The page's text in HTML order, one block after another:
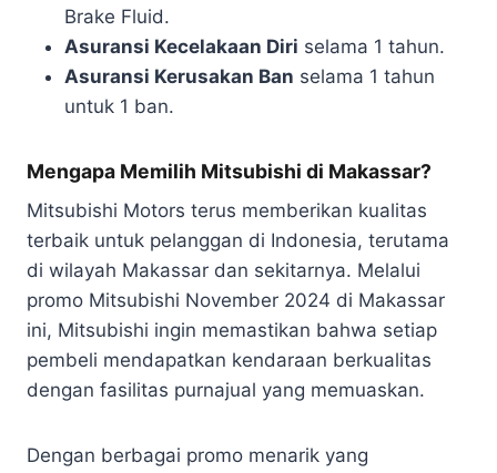
Brake Fluid.
Asuransi Kecelakaan Diri selama 1 tahun.
Asuransi Kerusakan Ban selama 1 tahun
untuk 1 ban.
Mengapa Memilih Mitsubishi di Makassar?
Mitsubishi Motors terus memberikan kualitas
terbaik untuk pelanggan di Indonesia, terutama
di wilayah Makassar dan sekitarnya. Melalui
promo Mitsubishi November 2024 di Makassar
ini, Mitsubishi ingin memastikan bahwa setiap
pembeli mendapatkan kendaraan berkualitas
dengan fasilitas purnajual yang memuaskan.
Dengan berbagai promo menarik yang